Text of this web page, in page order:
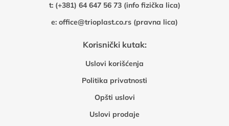
t: (+381) 64 647 56 73 (info fizička lica)
e: office@trioplast.co.rs (pravna lica)
Korisnički kutak:
Uslovi korišćenja
Politika privatnosti
Opšti uslovi
Uslovi prodaje